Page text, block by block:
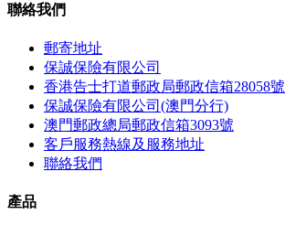
聯絡我們
郵寄地址
保誠保險有限公司
香港告士打道郵政局郵政信箱28058號
保誠保險有限公司(澳門分行)
澳門郵政總局郵政信箱3093號
客戶服務熱線及服務地址
聯絡我們
產品